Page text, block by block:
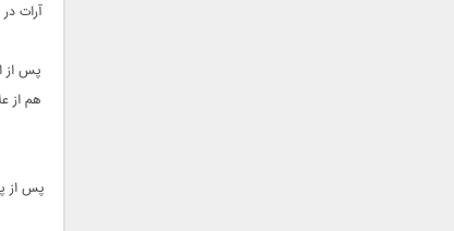
پس از
هم از
پس از